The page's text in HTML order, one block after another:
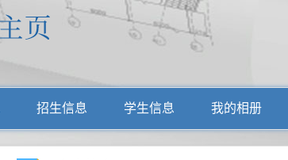
招生信息 学生信息 我的相册